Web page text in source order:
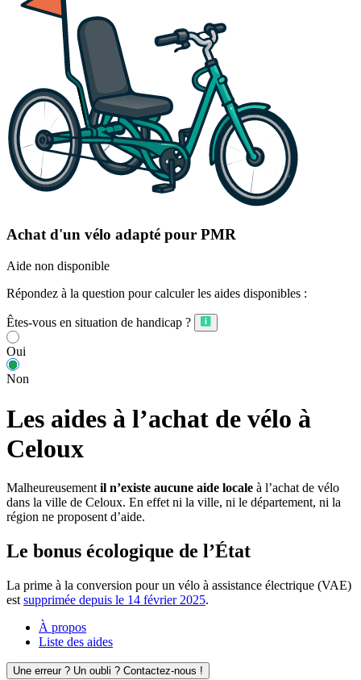
Achat d'un vélo adapté pour PMR
Aide non disponible
Répondez à la question pour calculer les aides disponibles :
Êtes-vous en situation de handicap ?
Oui
Non
Les aides à l’achat de vélo à
Celoux
Malheureusement il n’existe aucune aide locale à l’achat de vélo
dans la ville de Celoux. En effet ni la ville, ni le département, ni la
région ne proposent d’aide.
Le bonus écologique de l’État
La prime à la conversion pour un vélo à assistance électrique (VAE)
est supprimée depuis le 14 février 2025.
À propos
Liste des aides
Une erreur ? Un oubli ? Contactez-nous !